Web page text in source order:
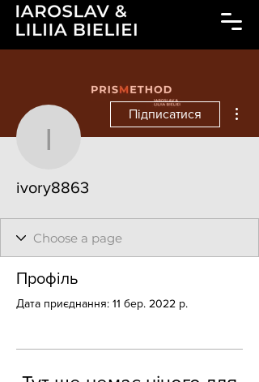
ivory8863
Підписатися
ivory8863
Профіль
Дата приєднання: 11 бер. 2022 р.